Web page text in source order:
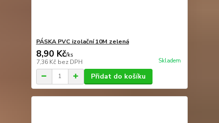
PÁSKA PVC izolační 10M zelená
8,90 Kč/ks
7,36 Kč bez DPH Skladem
Přidat do košíku